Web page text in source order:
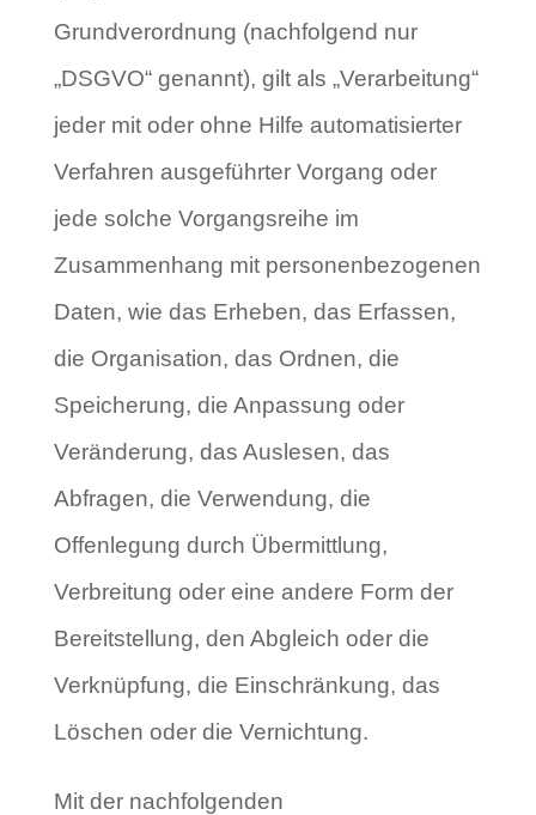
Grundverordnung (nachfolgend nur
„DSGVO“ genannt), gilt als „Verarbeitung“
jeder mit oder ohne Hilfe automatisierter
Verfahren ausgeführter Vorgang oder
jede solche Vorgangsreihe im
Zusammenhang mit personenbezogenen
Daten, wie das Erheben, das Erfassen,
die Organisation, das Ordnen, die
Speicherung, die Anpassung oder
Veränderung, das Auslesen, das
Abfragen, die Verwendung, die
Offenlegung durch Übermittlung,
Verbreitung oder eine andere Form der
Bereitstellung, den Abgleich oder die
Verknüpfung, die Einschränkung, das
Löschen oder die Vernichtung.
Mit der nachfolgenden